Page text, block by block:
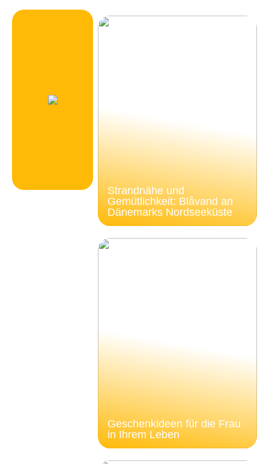
Strandnähe und
Gemütlichkeit: Blåvand an
Dänemarks Nordseeküste
Geschenkideen für die Frau
in Ihrem Leben